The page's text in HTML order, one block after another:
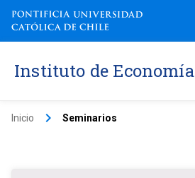
Instituto de Economía
Inicio keyboard_arrow_right Seminarios